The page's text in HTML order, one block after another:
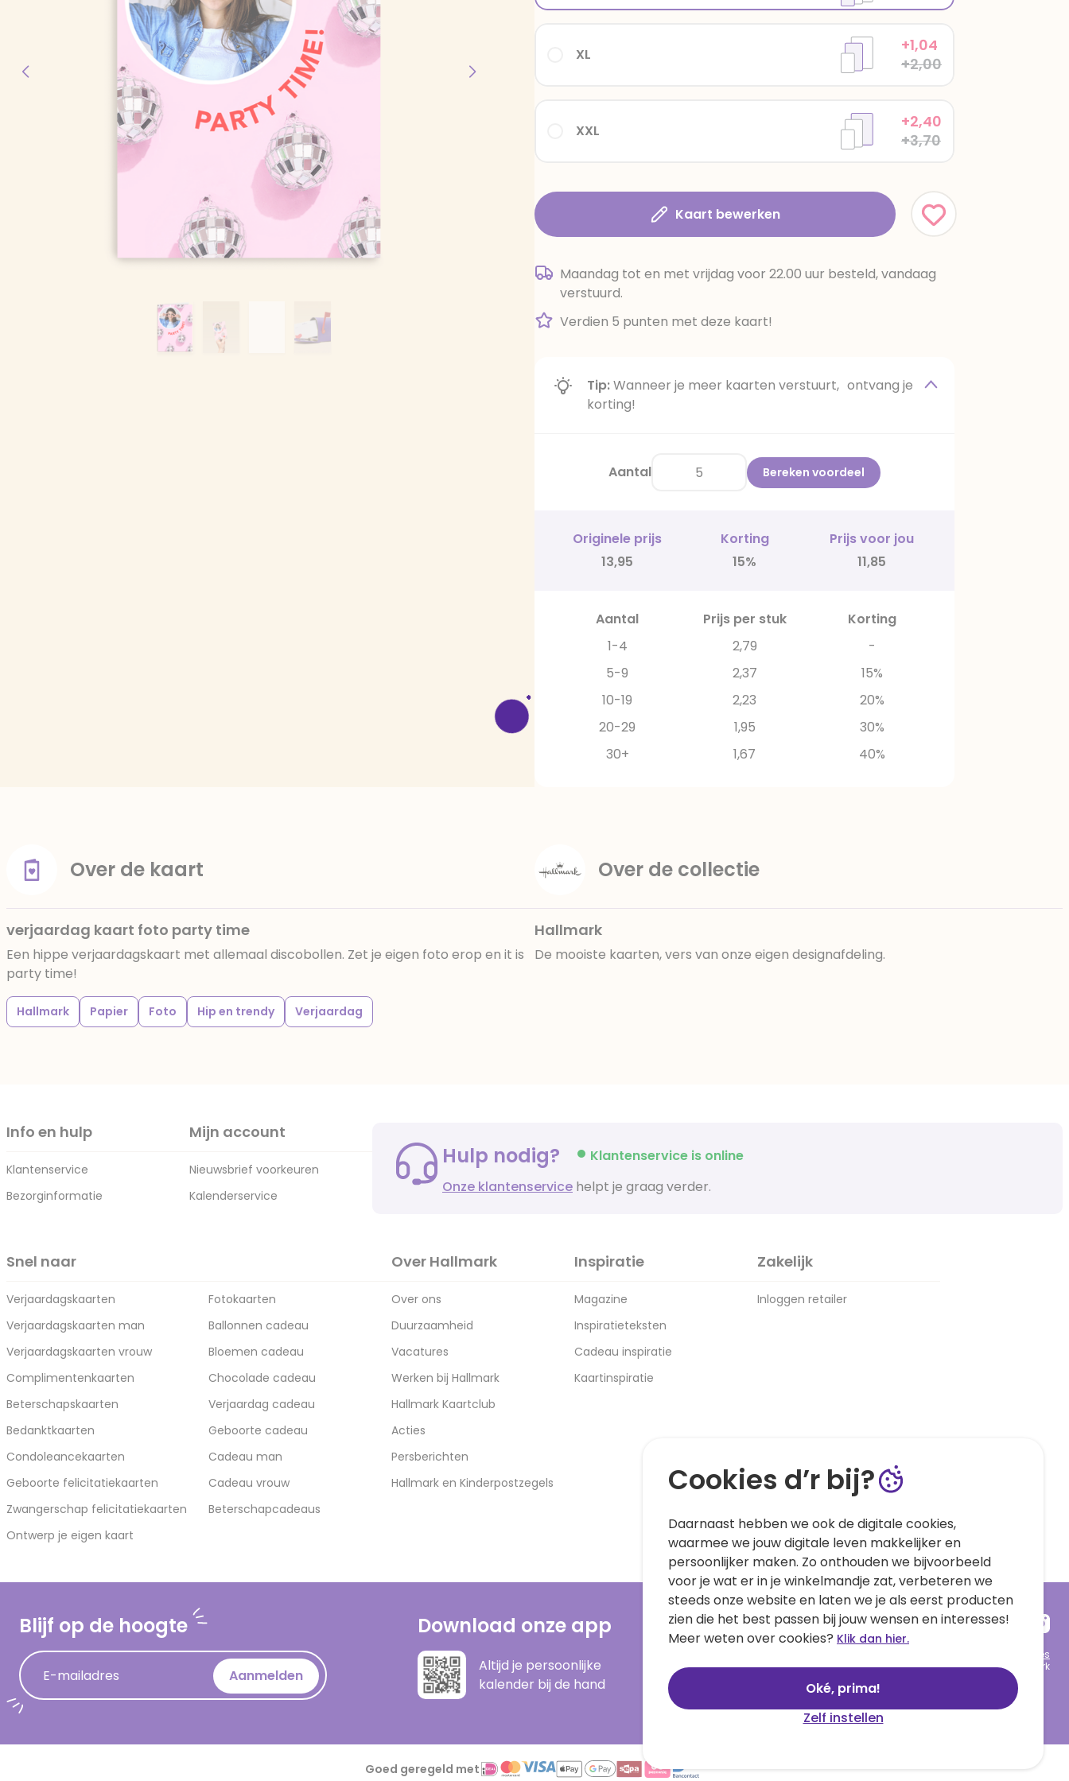
XXL
+2,40
+3,70
XL
+1,04
+2,00
Kaart bewerken
Maandag tot en met vrijdag voor 22.00 uur besteld, vandaag
verstuurd.
Verdien 5 punten met deze kaart!
Tip:Wanneer je meer kaarten verstuurt, ontvang je
korting!
Aantal Bereken voordeel
Originele prijs Korting
Prijs voor jou
13,95
15% 11,85
Aantal Prijs per stuk
Korting
1-4
2,79
-
5-9
2,37
15%
10-19
2,23
20%
20-29
1,95
30%
30+
1,67 40%
Over de kaart
verjaardag kaart foto party time
Een hippe verjaardagskaart met allemaal discobollen. Zet je eigen foto erop en it is
party time!
Hallmark Papier Foto Hip en trendy Verjaardag
Over de collectie
Hallmark
De mooiste kaarten, vers van onze eigen designafdeling.
Info en hulp
Klantenservice
Bezorginformatie
Mijn account
Nieuwsbrief voorkeuren
Kalenderservice
Hulp nodig?
Klantenservice is online
Onze klantenservice helpt je graag verder.
Snel naar
Verjaardagskaarten
Verjaardagskaarten man
Verjaardagskaarten vrouw
Complimentenkaarten
Beterschapskaarten
Bedanktkaarten
Condoleancekaarten
Geboorte felicitatiekaarten
Zwangerschap felicitatiekaarten
Ontwerp je eigen kaart
Fotokaarten
Ballonnen cadeau
Bloemen cadeau
Chocolade cadeau
Verjaardag cadeau
Geboorte cadeau
Cadeau man
Cadeau vrouw
Beterschapcadeaus
Over Hallmark
Over ons
Duurzaamheid
Vacatures
Werken bij Hallmark
Hallmark Kaartclub
Acties
Persberichten
Hallmark en Kinderpostzegels
Inspiratie
Magazine
Inspiratieteksten
Cadeau inspiratie
Kaartinspiratie
Zakelijk
Inloggen retailer
Blijf op de hoogte
E-mailadres Aanmelden
Download onze app
Altijd je persoonlijke
kalender bij de hand
Cookies
© 1999 - 2025 Hallmark
Goed geregeld met
Cookies d’r bij?
Daarnaast hebben we ook de digitale cookies,
waarmee we jouw digitale leven makkelijker en
persoonlijker maken. Zo onthouden we bijvoorbeeld
voor je wat er in je winkelmandje zat, verbeteren we
steeds onze website en laten we je als eerst producten
zien die het best passen bij jouw wensen en interesses!
Meer weten over cookies? Klik dan hier.
Oké, prima!
Zelf instellen